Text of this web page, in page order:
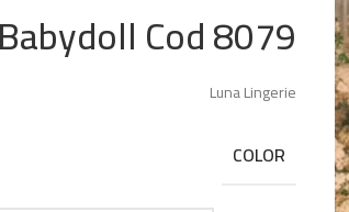
Cod 8079
Luna Lingerie
COLOR